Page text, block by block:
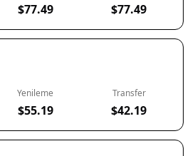
$77.49 $77.49
Yenileme
$55.19
Transfer
$42.19